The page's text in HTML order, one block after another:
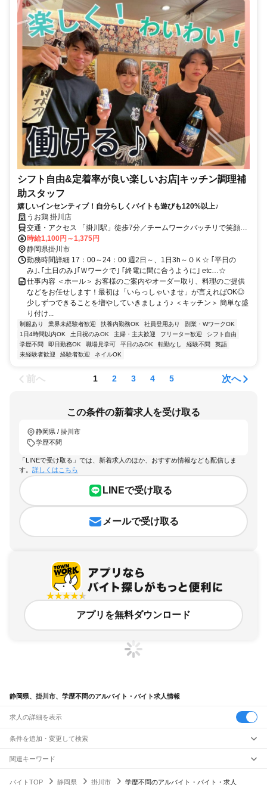
シフト自由&定着率が良い楽しいお店|キッチン調理補
助スタッフ
嬉しいインセンティブ！自分らしくバイトも遊びも120%以上♪
うお鶏 掛川店
交通・アクセス 「掛川駅」徒歩7分／チームワークバッチリで笑顔い
っぱい！駅チカ通勤便利！学生・フリーター歓迎！
時給1,100円～1,375円
静岡県掛川市
勤務時間詳細 17：00～24：00 週2日～、1日3h～ＯＫ☆ ｢平日の
み｣､｢土日のみ｣｢Ｗワークで｣ ｢終電に間に合うように｣ etc…☆
仕事内容 ＜ホール＞ お客様のご案内やオーダー取り、料理のご提供
などをお任せします！最初は「いらっしゃいませ」が言えればOK◎
少しずつできることを増やしていきましょう♪ ＜キッチン＞ 簡単な盛
り付け...
制服あり 業界未経験者歓迎 扶養内勤務OK 社員登用あり
副業・WワークOK
1日4時間以内OK
土日祝のみOK 主婦・主夫歓迎 フリーター歓迎
シフト自由
学歴不問
即日勤務OK 職場見学可 平日のみOK 転勤なし 経験不問
英語
未経験者歓迎
経験者歓迎 ネイルOK
前へ 1 2 3 4 5 次へ
この条件の新着求人を受け取る
静岡県 / 掛川市
学歴不問
「LINEで受け取る」では、新着求人のほか、おすすめ情報なども配信しま
す。 詳しくはこちら
LINEで受け取る
メールで受け取る
アプリを無料ダウンロード
静岡県、掛川市、学歴不問のアルバイト・バイト求人情報
求人の詳細を表示
条件を追加・変更して検索
市区町村を追加・変更
静岡県すべて
駅を追加・変更
関連キーワード
静岡県 磐田市 学歴不問 学歴不問磐田静岡県 浜松市 学歴不問 スーパー
バイトTOP 静岡県 掛川市 学歴不問のアルバイト・バイト・求人